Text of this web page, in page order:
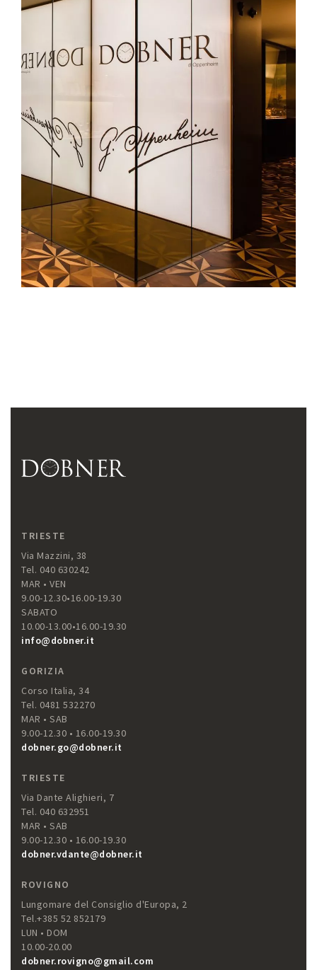
TRIESTE
Via Mazzini, 38
Tel. 040 630242
MAR • VEN
9.00-12.30•16.00-19.30
SABATO
10.00-13.00•16.00-19.30
info@dobner.it
GORIZIA
Corso Italia, 34
Tel. 0481 532270
MAR • SAB
9.00-12.30 • 16.00-19.30
dobner.go@dobner.it
TRIESTE
Via Dante Alighieri, 7
Tel. 040 632951
MAR • SAB
9.00-12.30 • 16.00-19.30
dobner.vdante@dobner.it
ROVIGNO
Lungomare del Consiglio d'Europa, 2
Tel.+385 52 852179
LUN • DOM
10.00-20.00
dobner.rovigno@gmail.com